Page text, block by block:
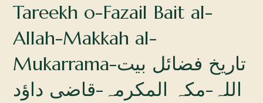
Tareekh o-Fazail Bait al-
Allah-Makkah al-
Mukarrama-تاریخ فضائل بیت
اللہ-مکہ المکرمہ-قاضی داؤد